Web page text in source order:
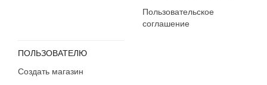
Пользовательское
соглашение
ПОЛЬЗОВАТЕЛЮ
Создать магазин